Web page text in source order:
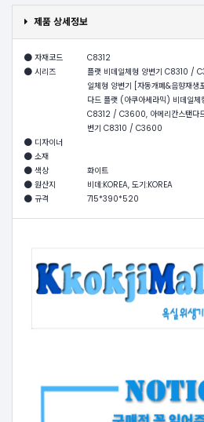
제품 상세정보
자재코드
C8312
시리즈
플랫 비데일체형 양변기 C8310 /
일체형 양변기 [자동개폐&음향재
다드 플랫 (아쿠아세라믹) 비데일
C8312 / C3600, 아메리칸스탠다
변기 C8310 / C3600
디자이너
소재
색상
화이트
원산지
비데:KOREA, 도기:KOREA
규격
715*390*520